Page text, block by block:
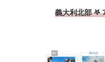
義大利北部 𖤐